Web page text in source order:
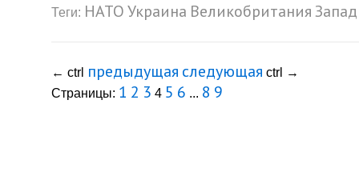
Теги: НАТОУкраина Великобритания Запад
← ctrl предыдущая следующая ctrl
→
Страницы: 1 2 3 4 5 6 ... 8 9